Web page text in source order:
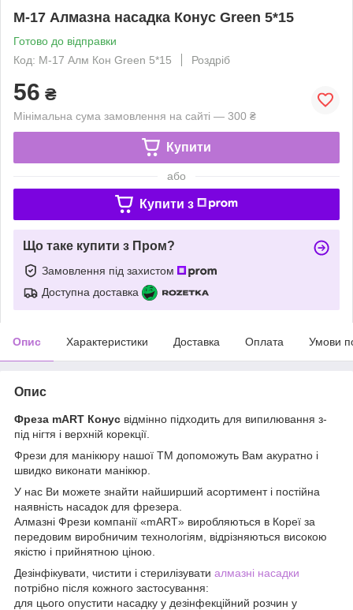
М-17 Алмазна насадка Конус Green 5*15
Готово до відправки
Код: М-17 Алм Кон Green 5*15
Роздріб
56 ₴
Мінімальна сума замовлення на сайті — 300 ₴
Купити
або
Купити з
Що таке купити з Пром?
Замовлення під захистом
Доступна доставка
Опис Характеристики Доставка Оплата Умови
Опис
Фреза mART Конус відмінно підходить для випилювання з-
під нігтя і верхній корекції.
Фрези для манікюру нашої ТМ допоможуть Вам акуратно і
швидко виконати манікюр.
У нас Ви можете знайти найширший асортимент і постійна
наявність насадок для фрезера.
Алмазні Фрези компанії «mART» виробляються в Кореї за
передовим виробничим технологіям, відрізняються високою
якістю і прийнятною ціною.
Дезінфікувати, чистити і стерилізувати алмазні насадки
потрібно після кожного застосування:
для цього опустити насадку у дезінфекційний розчин у